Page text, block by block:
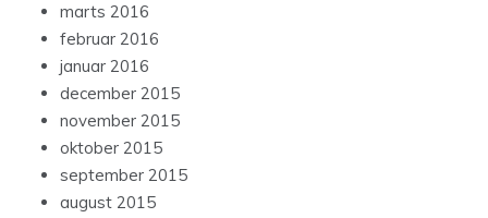
marts 2016
februar 2016
januar 2016
december 2015
november 2015
oktober 2015
september 2015
august 2015